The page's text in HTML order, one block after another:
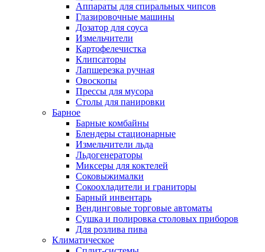
Аппараты для спиральных чипсов
Глазировочные машины
Дозатор для соуса
Измельчители
Картофелечистка
Клипсаторы
Лапшерезка ручная
Овоскопы
Прессы для мусора
Столы для панировки
Барное
Барные комбайны
Блендеры стационарные
Измельчители льда
Льдогенераторы
Миксеры для коктелей
Соковыжималки
Сокоохладители и граниторы
Барный инвентарь
Вендинговые торговые автоматы
Сушка и полировка столовых приборов
Для розлива пива
Климатическое